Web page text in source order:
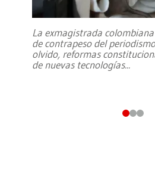
La exmagistrada
de contrapeso del
olvido, reformas
de nuevas tecnologías...